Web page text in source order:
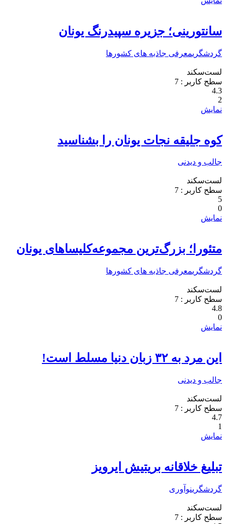
سانتورینی؛ جزیره سپیدرنگ یونان
گردشگریمعرفی جاذبه های کشورها
لست‌سکند
سطح کاربر : 7
4.3
2
نمایش
کوه جلیقه نجات یونان را بشناسید
جالب و دیدنی
لست‌سکند
سطح کاربر : 7
5
0
نمایش
متئورا؛ بزرگ‌ترین مجموعه‌کلیساهای یونان
گردشگریمعرفی جاذبه های کشورها
لست‌سکند
سطح کاربر : 7
4.8
0
نمایش
این مرد به ۳۲ زبان دنیا مسلط است!
جالب و دیدنی
لست‌سکند
سطح کاربر : 7
4.7
1
نمایش
تبلیغ خلاقانه بریتیش ایرویز
گردشگرینوآوری
لست‌سکند
سطح کاربر : 7